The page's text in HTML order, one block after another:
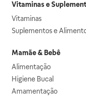
Vitaminas e
Vitaminas
Suplementos e
Mamãe & Bebê
Alimentação
Higiene Bucal
Amamentação